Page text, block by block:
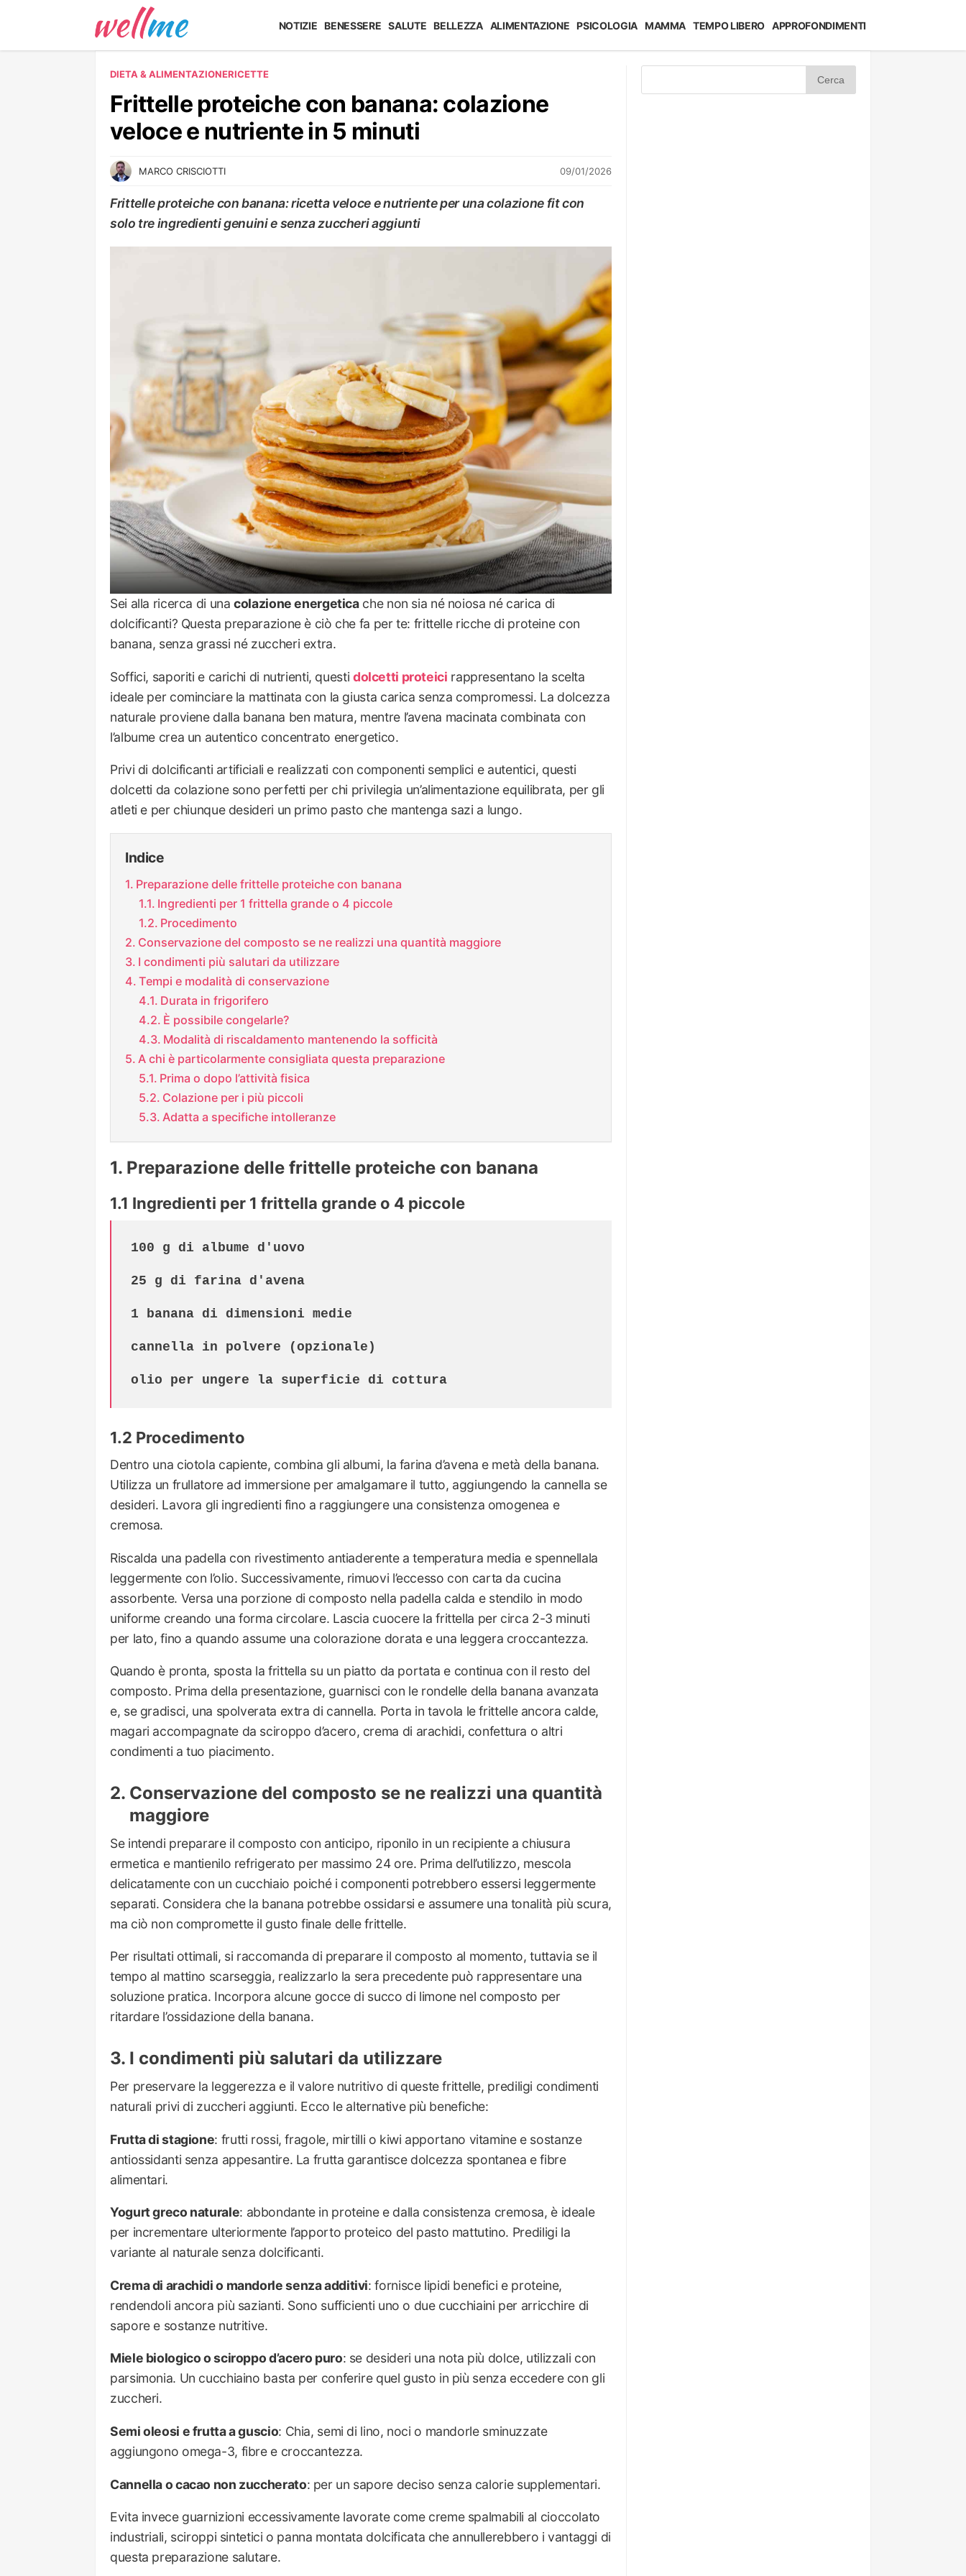
NOTIZIE BENESSERE SALUTE BELLEZZA ALIMENTAZIONE PSICOLOGIA MAMMA TEMPO LIBERO APPROFONDIMENTI
DIETA & ALIMENTAZIONERICETTE
Frittelle proteiche con banana: colazione
veloce e nutriente in 5 minuti
MARCO CRISCIOTTI 09/01/2026
Frittelle proteiche con banana: ricetta veloce e nutriente per una colazione fit con
solo tre ingredienti genuini e senza zuccheri aggiunti
Sei alla ricerca di unacolazione energeticache non sia né noiosa né carica di
dolcificanti? Questa preparazione è ciò che fa per te: frittelle ricche di proteine con
banana, senza grassi né zuccheri extra.
Soffici, saporiti e carichi di nutrienti, questi dolcetti proteici rappresentano la scelta
ideale per cominciare la mattinata con la giusta carica senza compromessi. La dolcezza
naturale proviene dalla banana ben matura, mentre l’avena macinata combinata con
l’albume crea un autentico concentrato energetico.
Privi di dolcificanti artificiali e realizzati con componenti semplici e autentici, questi
dolcetti da colazione sono perfetti per chi privilegia un’alimentazione equilibrata, per gli
atleti e per chiunque desideri un primo pasto che mantenga sazi a lungo.
Indice
Preparazione delle frittelle proteiche con banana
Ingredienti per 1 frittella grande o 4 piccole
Procedimento
Conservazione del composto se ne realizzi una quantità maggiore
I condimenti più salutari da utilizzare
Tempi e modalità di conservazione
Durata in frigorifero
È possibile congelarle?
Modalità di riscaldamento mantenendo la sofficità
A chi è particolarmente consigliata questa preparazione
Prima o dopo l’attività fisica
Colazione per i più piccoli
Adatta a specifiche intolleranze
Preparazione delle frittelle proteiche con banana
Ingredienti per 1 frittella grande o 4 piccole
100 g di albume d'uovo
25 g di farina d'avena
1 banana di dimensioni medie
cannella in polvere (opzionale)
olio per ungere la superficie di cottura
Procedimento
Dentro una ciotola capiente, combina gli albumi, la farina d’avena e metà della banana.
Utilizza un frullatore ad immersione per amalgamare il tutto, aggiungendo la cannella se
desideri. Lavora gli ingredienti fino a raggiungere una consistenza omogenea e
cremosa.
Riscalda una padella con rivestimento antiaderente a temperatura media e spennellala
leggermente con l’olio. Successivamente, rimuovi l’eccesso con carta da cucina
assorbente. Versa una porzione di composto nella padella calda e stendilo in modo
uniforme creando una forma circolare. Lascia cuocere la frittella per circa 2-3 minuti
per lato, fino a quando assume una colorazione dorata e una leggera croccantezza.
Quando è pronta, sposta la frittella su un piatto da portata e continua con il resto del
composto. Prima della presentazione, guarnisci con le rondelle della banana avanzata
e, se gradisci, una spolverata extra di cannella. Porta in tavola le frittelle ancora calde,
magari accompagnate da sciroppo d’acero, crema di arachidi, confettura o altri
condimenti a tuo piacimento.
Conservazione del composto se ne realizzi una quantità
maggiore
Se intendi preparare il composto con anticipo, riponilo in un recipiente a chiusura
ermetica e mantienilo refrigerato per massimo 24 ore. Prima dell’utilizzo, mescola
delicatamente con un cucchiaio poiché i componenti potrebbero essersi leggermente
separati. Considera che la banana potrebbe ossidarsi e assumere una tonalità più scura,
ma ciò non compromette il gusto finale delle frittelle.
Per risultati ottimali, si raccomanda di preparare il composto al momento, tuttavia se il
tempo al mattino scarseggia, realizzarlo la sera precedente può rappresentare una
soluzione pratica. Incorpora alcune gocce di succo di limone nel composto per
ritardare l’ossidazione della banana.
I condimenti più salutari da utilizzare
Per preservare la leggerezza e il valore nutritivo di queste frittelle, prediligi condimenti
naturali privi di zuccheri aggiunti. Ecco le alternative più benefiche:
Frutta di stagione: frutti rossi, fragole, mirtilli o kiwi apportano vitamine e sostanze
antiossidanti senza appesantire. La frutta garantisce dolcezza spontanea e fibre
alimentari.
Yogurt greco naturale: abbondante in proteine e dalla consistenza cremosa, è ideale
per incrementare ulteriormente l’apporto proteico del pasto mattutino. Prediligi la
variante al naturale senza dolcificanti.
Crema di arachidi o mandorle senza additivi: fornisce lipidi benefici e proteine,
rendendoli ancora più sazianti. Sono sufficienti uno o due cucchiaini per arricchire di
sapore e sostanze nutritive.
Miele biologico o sciroppo d’acero puro: se desideri una nota più dolce, utilizzali con
parsimonia. Un cucchiaino basta per conferire quel gusto in più senza eccedere con gli
zuccheri.
Semi oleosi e frutta a guscio: Chia, semi di lino, noci o mandorle sminuzzate
aggiungono omega-3, fibre e croccantezza.
Cannella o cacao non zuccherato: per un sapore deciso senza calorie supplementari.
Evita invece guarnizioni eccessivamente lavorate come creme spalmabili al cioccolato
industriali, sciroppi sintetici o panna montata dolcificata che annullerebbero i vantaggi di
questa preparazione salutare.